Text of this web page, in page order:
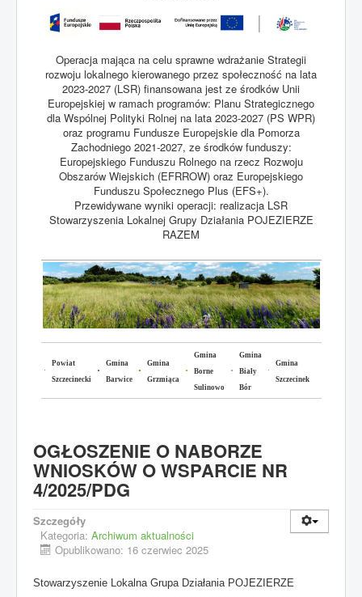
Operacja mająca na celu sprawne wdrażanie Strategii
rozwoju lokalnego kierowanego przez społeczność na lata
2023-2027 (LSR) finansowana jest ze środków Unii
Europejskiej w ramach programów: Planu Strategicznego
dla Wspólnej Polityki Rolnej na lata 2023-2027 (PS WPR)
oraz programu Fundusze Europejskie dla Pomorza
Zachodniego 2021-2027, ze środków funduszy:
Europejskiego Funduszu Rolnego na rzecz Rozwoju
Obszarów Wiejskich (EFRROW) oraz Europejskiego
Funduszu Społecznego Plus (EFS+).
Przewidywane wyniki operacji: realizacja LSR
Stowarzyszenia Lokalnej Grupy Działania POJEZIERZE
RAZEM
Powiat
Szczecinecki
Gmina
Barwice
Gmina
Grzmiąca
Gmina
Borne
Sulinowo
Gmina
Biały
Bór
Gmina
Szczecinek
OGŁOSZENIE O NABORZE
WNIOSKÓW O WSPARCIE NR
4/2025/PDG
Szczegóły
Kategoria: Archiwum aktualności
Opublikowano: 16 czerwiec 2025
Stowarzyszenie Lokalna Grupa Działania POJEZIERZE